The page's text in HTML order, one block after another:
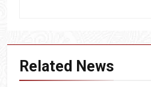
Related News